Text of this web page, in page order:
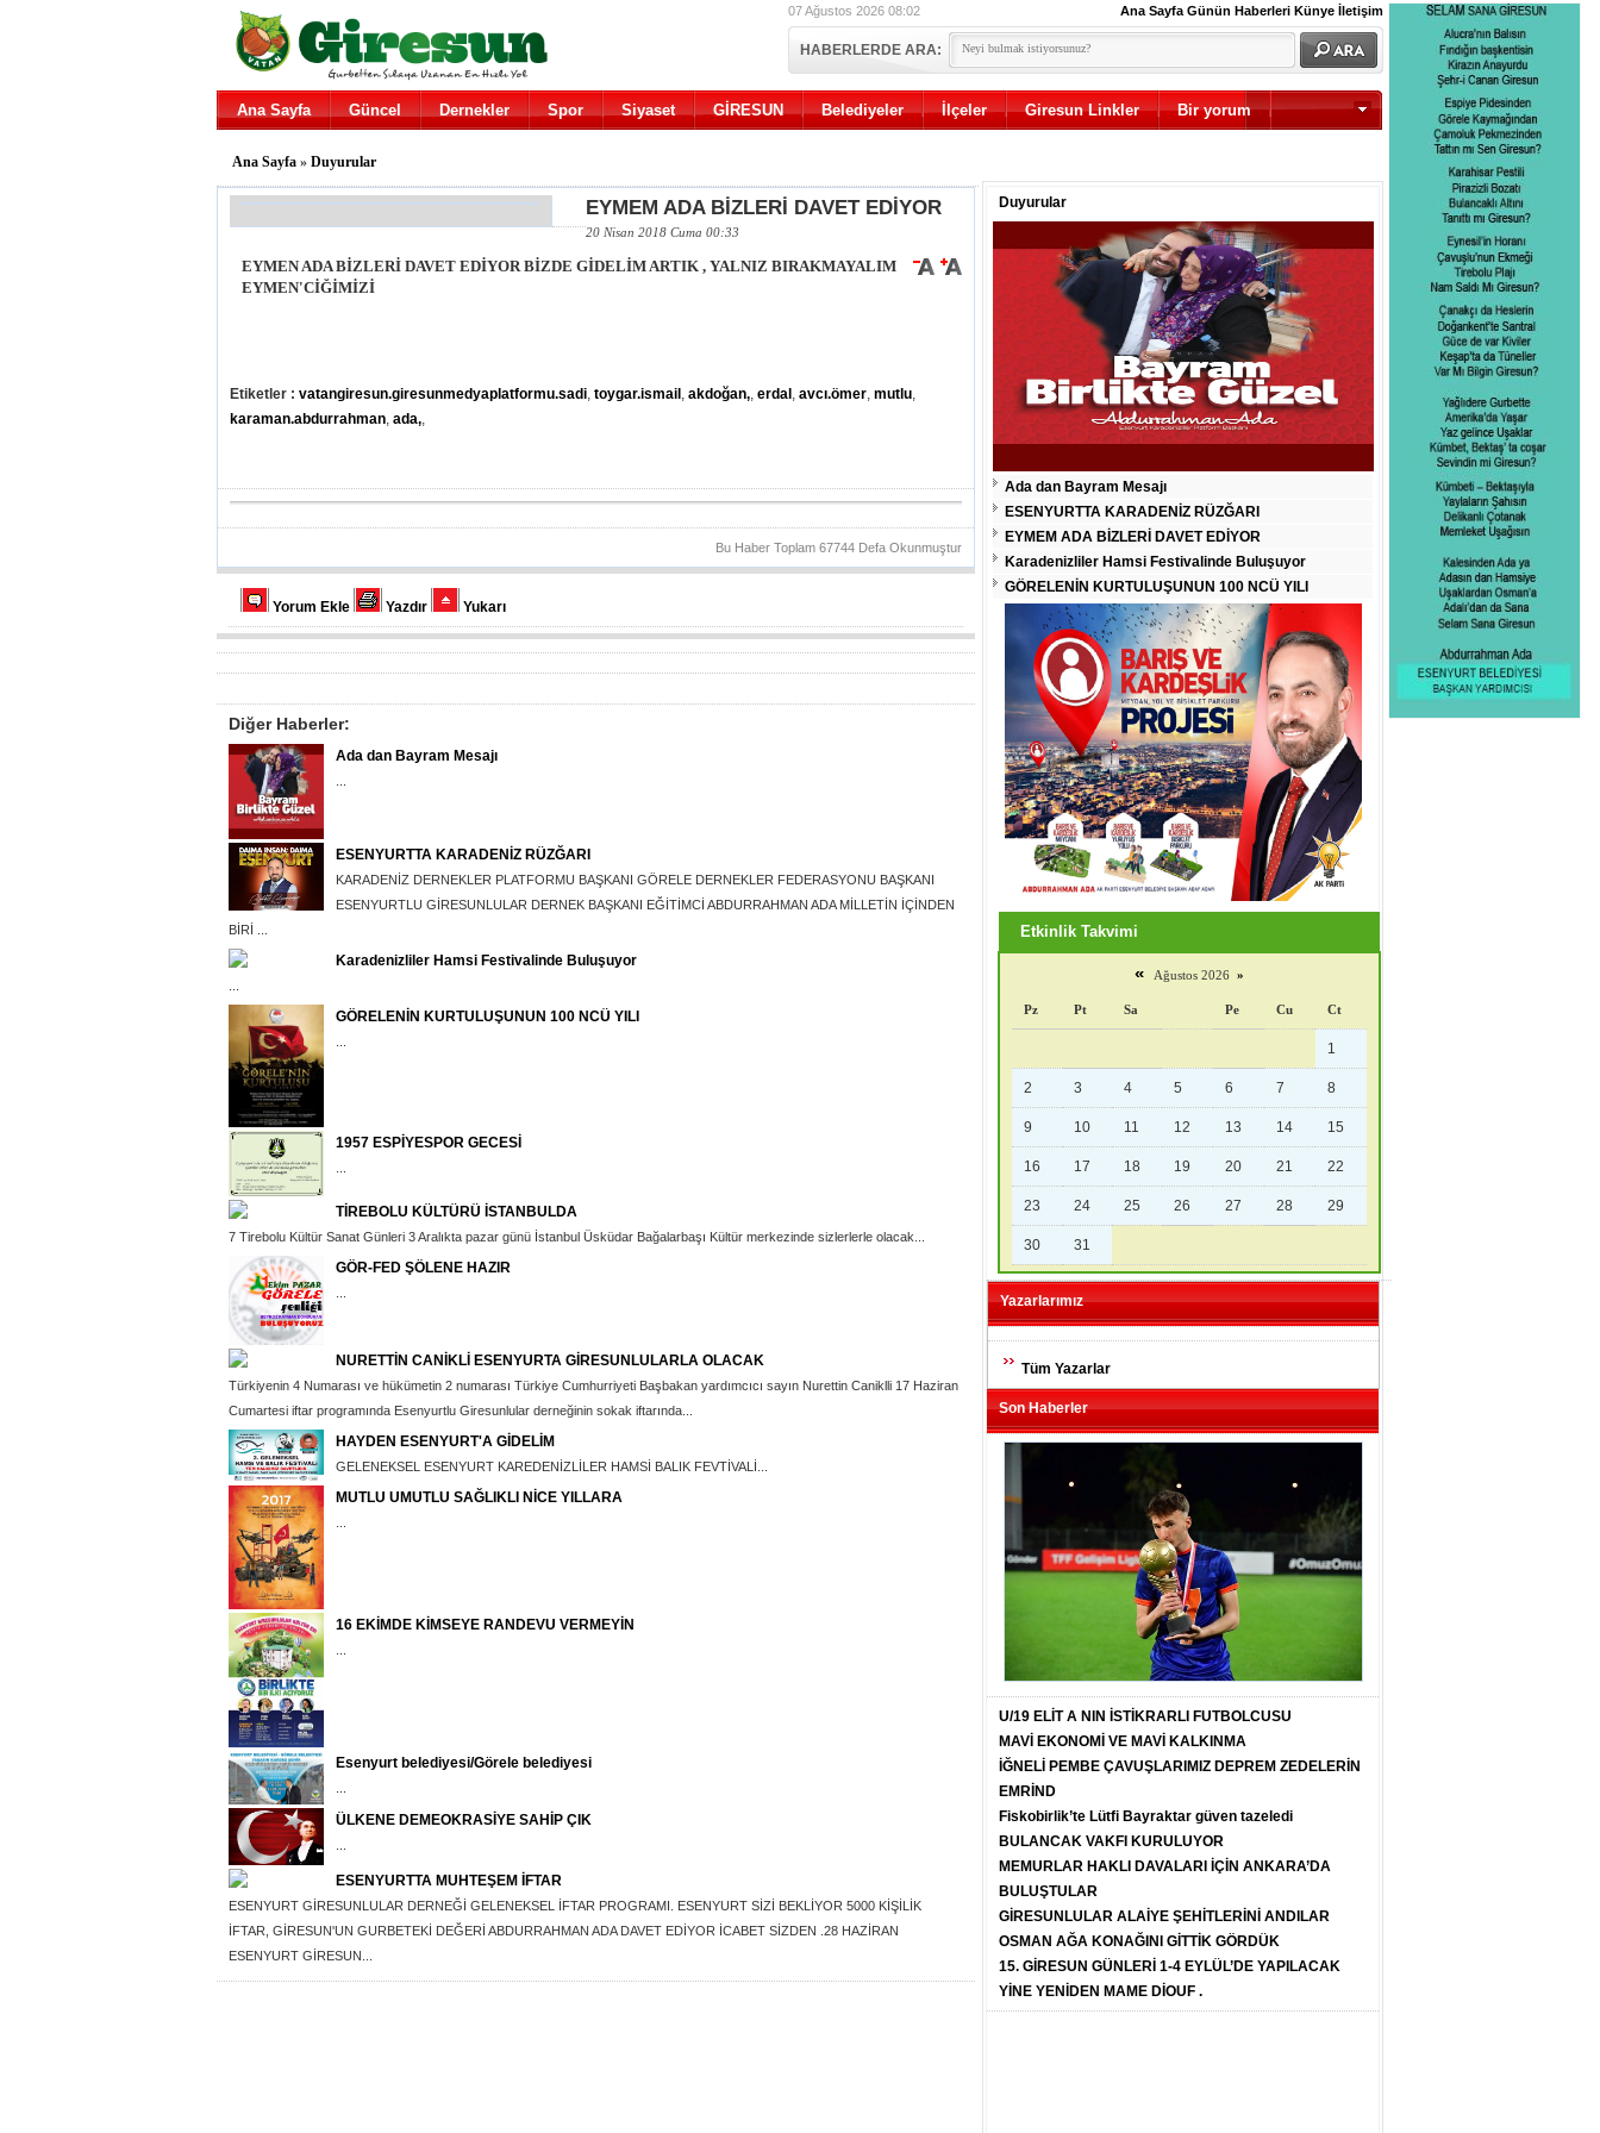
07 Ağustos 2026 08:02 Ana Sayfa Günün Haberleri Künye İletişim
HABERLERDE ARA:
Ana Sayfa Güncel Dernekler Spor Siyaset GİRESUN Belediyeler İlçeler Giresun Linkler Bir yorum
Ana Sayfa » Duyurular
EYMEM ADA BİZLERİ DAVET EDİYOR
20 Nisan 2018 Cuma 00:33
EYMEN ADA BİZLERİ DAVET EDİYOR BİZDE GİDELİM ARTIK , YALNIZ BIRAKMAYALIM
EYMEN'CİĞİMİZİ
Etiketler : vatangiresun.giresunmedyaplatformu.sadi, toygar.ismail , akdoğan,, erdal , avcı.ömer, mutlu,
karaman.abdurrahman, ada,,
Bu Haber Toplam 67744 Defa Okunmuştur
Yorum Ekle Yazdır Yukarı
Diğer Haberler:
Ada dan Bayram Mesajı
ESENYURTTA KARADENİZ RÜZĞARI
KARADENİZ DERNEKLER PLATFORMU BAŞKANI GÖRELE DERNEKLER FEDERASYONU BAŞKANI
ESENYURTLU GİRESUNLULAR DERNEK BAŞKANI EĞİTİMCİ ABDURRAHMAN ADA MİLLETİN İÇİNDEN
BİRİ ...
Karadenizliler Hamsi Festivalinde Buluşuyor
GÖRELENİN KURTULUŞUNUN 100 NCÜ YILI
1957 ESPİYESPOR GECESİ
TİREBOLU KÜLTÜRÜ İSTANBULDA
7 Tirebolu Kültür Sanat Günleri 3 Aralıkta pazar günü İstanbul Üsküdar Bağalarbaşı Kültür merkezinde sizlerlerle olacak...
GÖR-FED ŞÖLENE HAZIR
NURETTİN CANİKLİ ESENYURTA GİRESUNLULARLA OLACAK
Türkiyenin 4 Numarası ve hükümetin 2 numarası Türkiye Cumhurriyeti Başbakan yardımcıcı sayın Nurettin Caniklli 17 Haziran
Cumartesi iftar programında Esenyurtlu Giresunlular derneğinin sokak iftarında...
HAYDEN ESENYURT'A GİDELİM
GELENEKSEL ESENYURT KAREDENİZLİLER HAMSİ BALIK FEVTİVALİ...
MUTLU UMUTLU SAĞLIKLI NİCE YILLARA
16 EKİMDE KİMSEYE RANDEVU VERMEYİN
Esenyurt belediyesi/Görele belediyesi
ÜLKENE DEMEOKRASİYE SAHİP ÇIK
ESENYURTTA MUHTEŞEM İFTAR
ESENYURT GİRESUNLULAR DERNEĞİ GELENEKSEL İFTAR PROGRAMI. ESENYURT SİZİ BEKLİYOR 5000 KİŞİLİK
İFTAR, GİRESUN'UN GURBETEKİ DEĞERİ ABDURRAHMAN ADA DAVET EDİYOR İCABET SİZDEN .28 HAZİRAN
ESENYURT GİRESUN...
Duyurular
Ada dan Bayram Mesajı
ESENYURTTA KARADENİZ RÜZĞARI
EYMEM ADA BİZLERİ DAVET EDİYOR
Karadenizliler Hamsi Festivalinde Buluşuyor
GÖRELENİN KURTULUŞUNUN 100 NCÜ YILI
Etkinlik Takvimi
« Ağustos 2026 »
Pz Pt Sa Pe Cu Ct
1
2 3 4 5 6 7 8
9 10 11 12 13 14 15
16 17 18 19 20 21 22
23 24 25 26 27 28 29
30 31
Yazarlarımız
Tüm Yazarlar
Son Haberler
U/19 ELİT A NIN İSTİKRARLI FUTBOLCUSU
MAVİ EKONOMİ VE MAVİ KALKINMA
İĞNELİ PEMBE ÇAVUŞLARIMIZ DEPREM ZEDELERİN
EMRİND
Fiskobirlik’te Lütfi Bayraktar güven tazeledi
BULANCAK VAKFI KURULUYOR
MEMURLAR HAKLI DAVALARI İÇİN ANKARA’DA
BULUŞTULAR
GİRESUNLULAR ALAİYE ŞEHİTLERİNİ ANDILAR
OSMAN AĞA KONAĞINI GİTTİK GÖRDÜK
15. GİRESUN GÜNLERİ 1-4 EYLÜL’DE YAPILACAK
YİNE YENİDEN MAME DİOUF .